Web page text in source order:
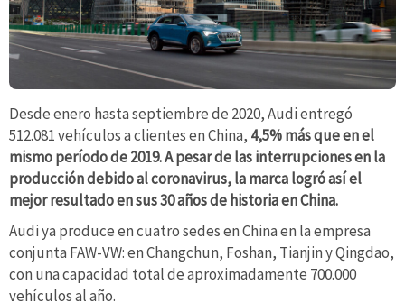
Desde enero hasta septiembre de 2020, Audi entregó
512.081 vehículos a clientes en China, 4,5% más que en el
mismo período de 2019. A pesar de las interrupciones en la
producción debido al coronavirus, la marca logró así el
mejor resultado en sus 30 años de historia en China.
Audi ya produce en cuatro sedes en China en la empresa
conjunta FAW-VW: en Changchun, Foshan, Tianjin y Qingdao,
con una capacidad total de aproximadamente 700.000
vehículos al año.